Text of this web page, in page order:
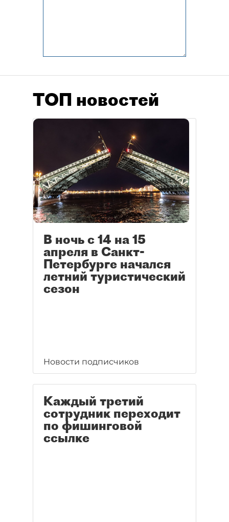
ТОП новостей
В ночь с 14 на 15
апреля в Санкт-
Петербурге начался
летний туристический
сезон
Новости подписчиков
Каждый третий
сотрудник переходит
по фишинговой
ссылке